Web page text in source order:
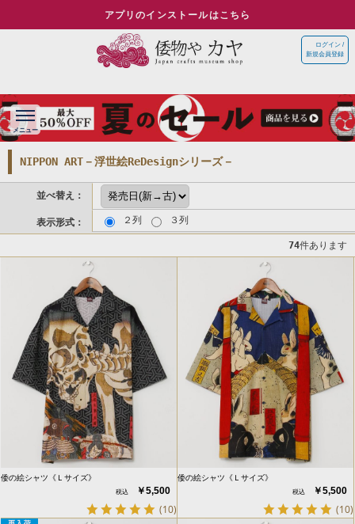
アプリのインストールはこちら
ログイン /
新規会員登録
NIPPON ART－浮世絵ReDesignシリーズ－
並べ替え：
表示形式： ２列 ３列
74件あります
倭の絵シャツ《Ｌサイズ》
￥5,500
(10)
倭の絵シャツ《Ｌサイズ》
￥5,500
(10)